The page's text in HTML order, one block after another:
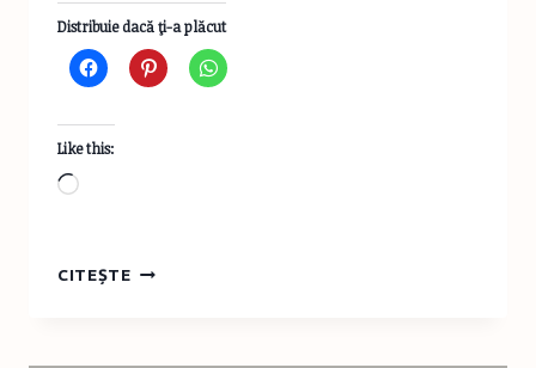
Distribuie dacă ţi-a plăcut
Like this:
Loading…
CITEȘTEFRAGMENT